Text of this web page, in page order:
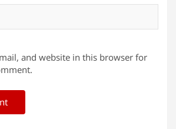
and website in this browser for